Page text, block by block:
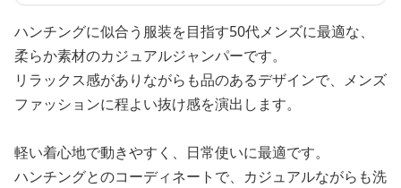
ハンチングに似合う服装を目指す50代メンズに最適な、
柔らか素材のカジュアルジャンパーです。
リラックス感がありながらも品のあるデザインで、メンズ
ファッションに程よい抜け感を演出します。
軽い着心地で動きやすく、日常使いに最適です。
ハンチングとのコーディネートで、カジュアルながらも洗